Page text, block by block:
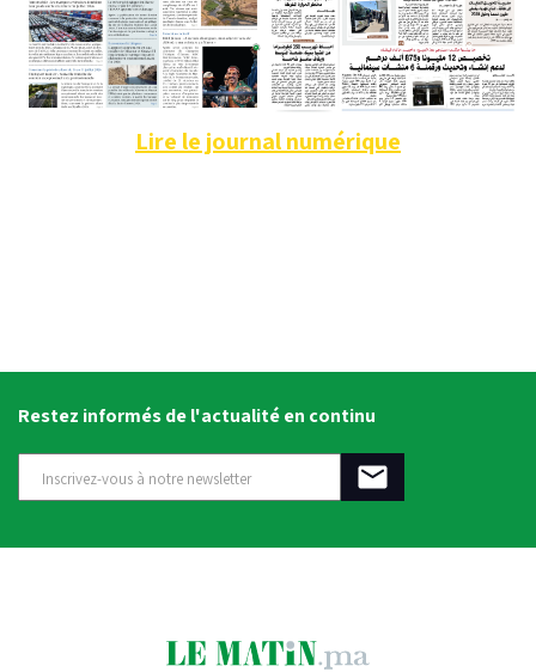
Lire le journal numérique
Restez informés de l'actualité en continu